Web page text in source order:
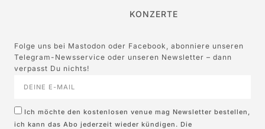
KONZERTE
Folge uns bei Mastodon oder Facebook, abonniere unseren
Telegram-Newsservice oder unseren Newsletter – dann
verpasst Du nichts!
Ich möchte den kostenlosen venue mag Newsletter bestellen,
ich kann das Abo jederzeit wieder kündigen. Die